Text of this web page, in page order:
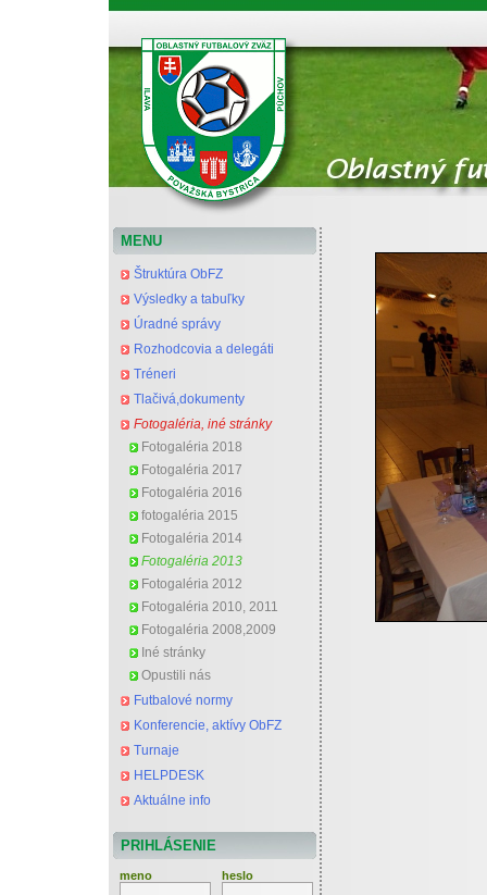
MENU
Štruktúra ObFZ
Výsledky a tabuľky
Úradné správy
Rozhodcovia a delegáti
Tréneri
Tlačivá,dokumenty
Fotogaléria, iné stránky
Fotogaléria 2018
Fotogaléria 2017
Fotogaléria 2016
fotogaléria 2015
Fotogaléria 2014
Fotogaléria 2013
Fotogaléria 2012
Fotogaléria 2010, 2011
Fotogaléria 2008,2009
Iné stránky
Opustili nás
Futbalové normy
Konferencie, aktívy ObFZ
Turnaje
HELPDESK
Aktuálne info
PRIHLÁSENIE
meno heslo